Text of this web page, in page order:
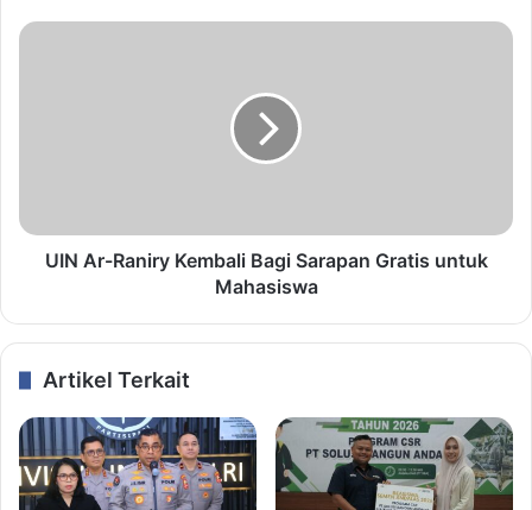
UIN Ar-Raniry Kembali Bagi Sarapan Gratis untuk
Mahasiswa
Artikel Terkait